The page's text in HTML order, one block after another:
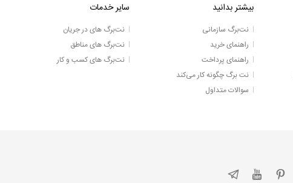
بیشتر بدانید
نت‌برگ سازمانی
راهنمای خرید
راهنمای پرداخت
نت برگ چگونه کار می‌کند
سوالات متداول
سایر خدمات
نت‌برگ های در جریان
نت‌برگ های مناطق
نت‌برگ های کسب و کار